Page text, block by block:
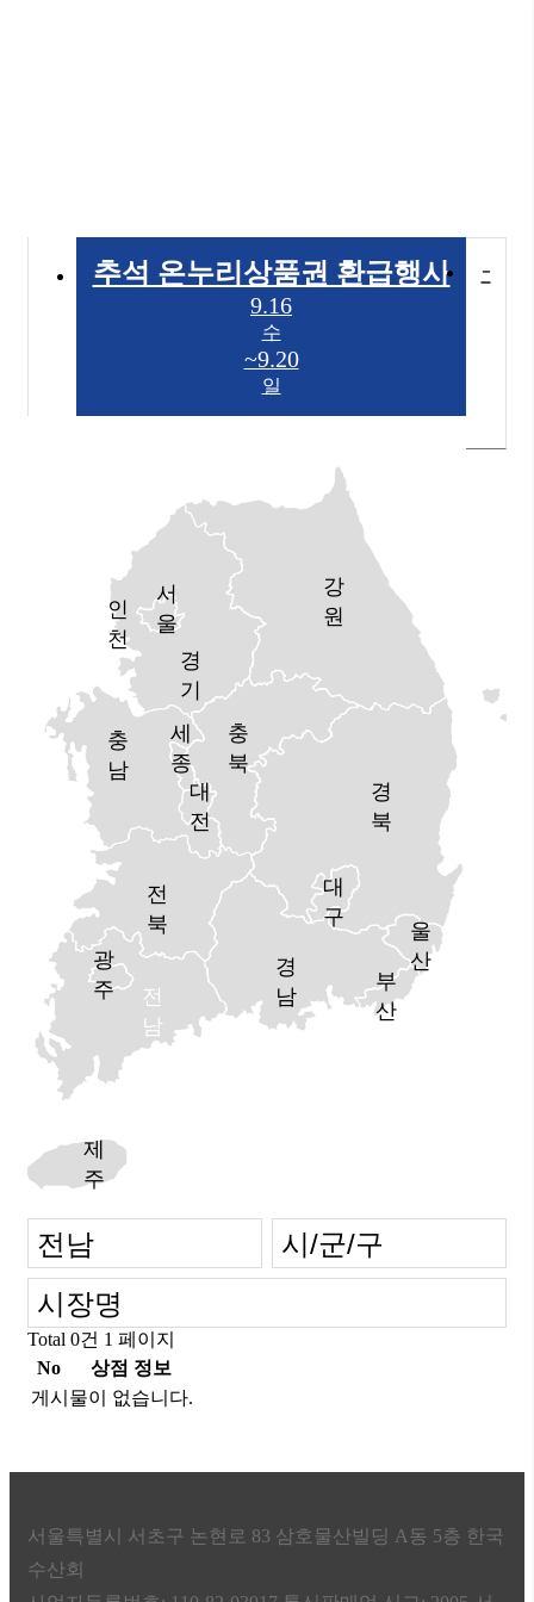
추석 온누리상품권 환급행사
9.16
수
~9.20
일
-
서
울
인
천
경
기
강
원
충
남
충
북
세
종
대
전
경
북
대
구
경
남
울
산
부
산
전
북
광
주
전
남
제
주
Total 0건 1 페이지
No
상점 정보
게시물이 없습니다.
서울특별시 서초구 논현로 83 삼호물산빌딩 A동 5층 한국
수산회